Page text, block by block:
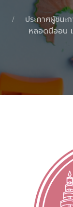
ประกาศผู้ชนะ
หลอดนีออน